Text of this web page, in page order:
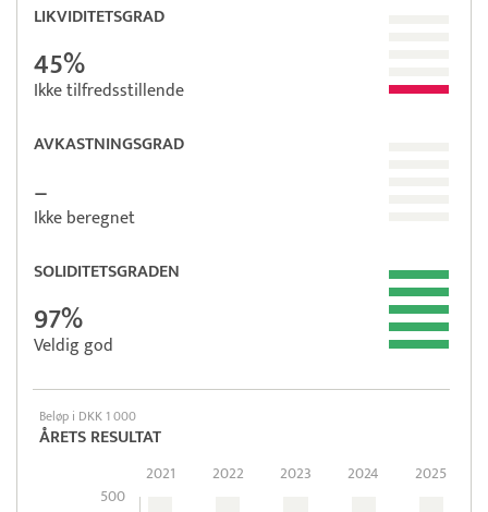
LIKVIDITETSGRAD
45%
Ikke tilfredsstillende
AVKASTNINGSGRAD
–
Ikke beregnet
SOLIDITETSGRADEN
97%
Veldig god
Beløp i DKK 1 000
ÅRETS RESULTAT
500
2021 2022 2023 2024 2025